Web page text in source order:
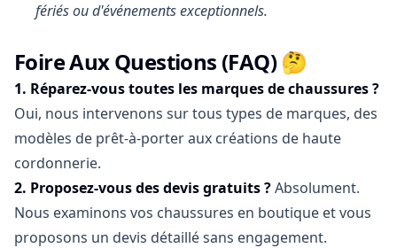
fériés ou d'événements exceptionnels.
Foire Aux Questions (FAQ) 🤔
1. Réparez-vous toutes les marques de chaussures ?
Oui, nous intervenons sur tous types de marques, des
modèles de prêt-à-porter aux créations de haute
cordonnerie.
2. Proposez-vous des devis gratuits ?Absolument.
Nous examinons vos chaussures en boutique et vous
proposons un devis détaillé sans engagement.